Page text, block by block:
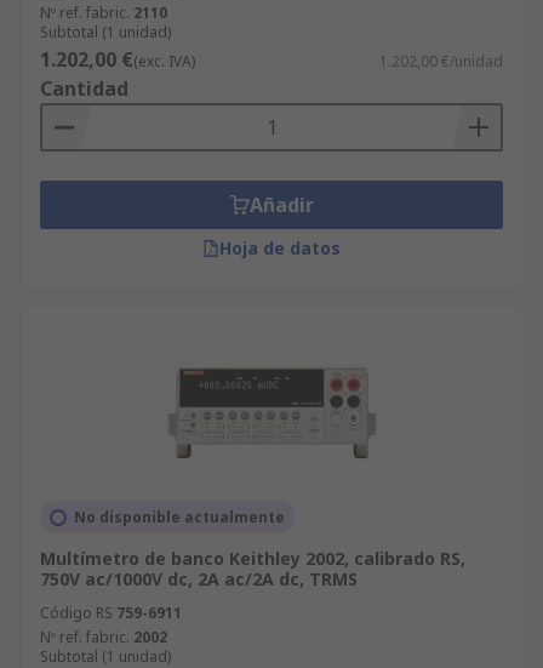
Nº ref. fabric. 2110
Subtotal (1 unidad)
1.202,00 €(exc. IVA) 1.202,00 €/unidad
Cantidad
Añadir
Hoja de datos
No disponible actualmente
Multímetro de banco Keithley 2002, calibrado RS,
750V ac/1000V dc, 2A ac/2A dc, TRMS
Código RS 759-6911
Nº ref. fabric. 2002
Subtotal (1 unidad)